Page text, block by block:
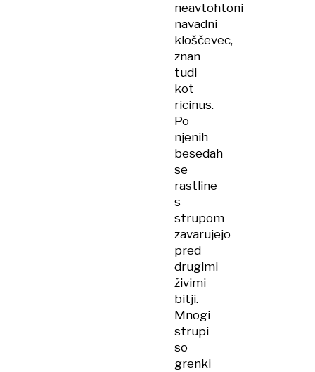
neavtohtoni
navadni
kloščevec,
znan
tudi
kot
ricinus.
Po
njenih
besedah
se
rastline
s
strupom
zavarujejo
pred
drugimi
živimi
bitji.
Mnogi
strupi
so
grenki